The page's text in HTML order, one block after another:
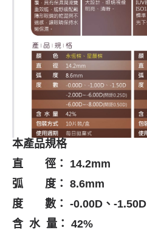
本產品規格
直 徑：
14.2mm
弧 度： 8.6mm
度 數： -0.00D 、 -1.50D
含 水 量： 42%